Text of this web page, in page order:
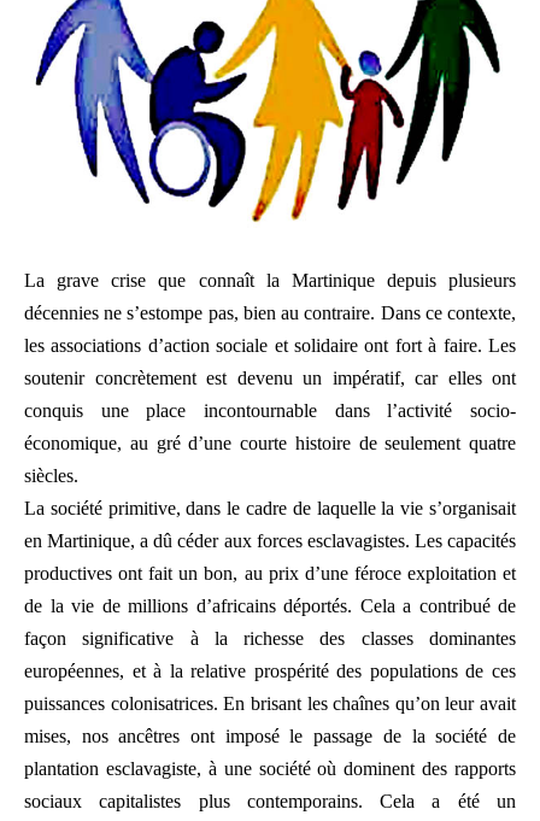
La grave crise que connaît la Martinique depuis plusieurs
décennies ne s’estompe pas, bien au contraire. Dans ce contexte,
les associations d’action sociale et solidaire ont fort à faire. Les
soutenir concrètement est devenu un impératif, car elles ont
conquis une place incontournable dans l’activité socio-
économique, au gré d’une courte histoire de seulement quatre
siècles.
La société primitive, dans le cadre de laquelle la vie s’organisait
en Martinique, a dû céder aux forces esclavagistes. Les capacités
productives ont fait un bon, au prix d’une féroce exploitation et
de la vie de millions d’africains déportés. Cela a contribué de
façon significative à la richesse des classes dominantes
européennes, et à la relative prospérité des populations de ces
puissances colonisatrices. En brisant les chaînes qu’on leur avait
mises, nos ancêtres ont imposé le passage de la société de
plantation esclavagiste, à une société où dominent des rapports
sociaux capitalistes plus contemporains. Cela a été un